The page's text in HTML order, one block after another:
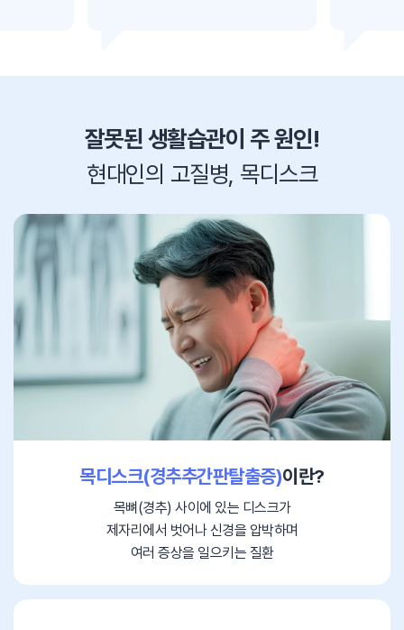
습니다.
니다.
잘못된 생활습관이 주 원인!
현대인의 고질병, 목디스크
목디스크(경추추간판탈출증)이란?
목뼈(경추) 사이에 있는 디스크가
제자리에서 벗어나 신경을 압박하며
여러 증상을 일으키는 질환